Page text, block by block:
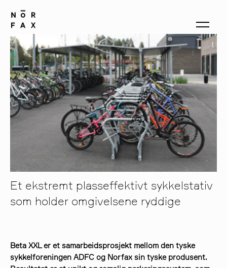
produkter
om oss
kontakt
søk
Et ekstremt plasseffektivt sykkelstativ
som holder omgivelsene ryddige
Beta XXL er et samarbeidsprosjekt mellom den tyske
sykkelforeningen ADFC og Norfax sin tyske produsent.